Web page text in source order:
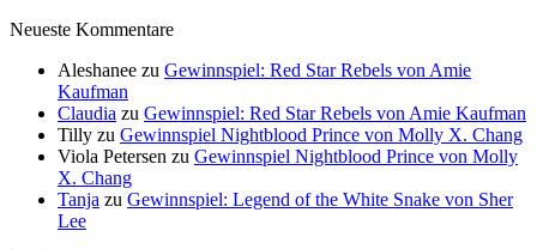
Neueste Kommentare
Aleshanee zu Gewinnspiel: Red Star Rebels von Amie
Kaufman
Claudia zu Gewinnspiel: Red Star Rebels von Amie Kaufman
Tilly zu Gewinnspiel Nightblood Prince von Molly X. Chang
Viola Petersen zu Gewinnspiel Nightblood Prince von Molly
X. Chang
Tanja zu Gewinnspiel: Legend of the White Snake von Sher
Lee